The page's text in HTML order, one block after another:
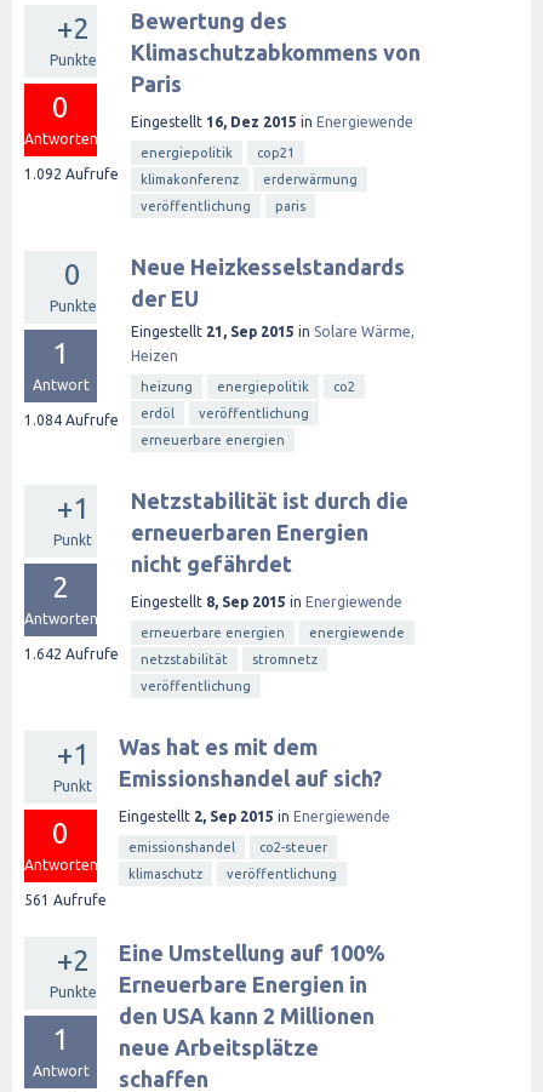
+2
Punkte
0
Antworten
1.092 Aufrufe
Bewertung des
Klimaschutzabkommens von
Paris
Eingestellt 16, Dez 2015 in Energiewende
energiepolitik
cop21
klimakonferenz
erderwärmung
veröffentlichung
paris
0
Punkte
1
Antwort
1.084 Aufrufe
Neue Heizkesselstandards
der EU
Eingestellt 21, Sep 2015 in Solare Wärme,
Heizen
heizung energiepolitik
co2
erdöl
veröffentlichung
erneuerbare energien
+1
Punkt
2
Antworten
1.642 Aufrufe
Netzstabilität ist durch die
erneuerbaren Energien
nicht gefährdet
Eingestellt 8, Sep 2015 in Energiewende
erneuerbare energien
energiewende
netzstabilität
stromnetz
veröffentlichung
+1
Punkt
0
Antworten
561 Aufrufe
Was hat es mit dem
Emissionshandel auf sich?
Eingestellt 2, Sep 2015 in Energiewende
emissionshandel
co2-steuer
klimaschutz
veröffentlichung
+2
Punkte
1
Antwort
Eine Umstellung auf 100%
Erneuerbare Energien in
den USA kann 2 Millionen
neue Arbeitsplätze
schaffen